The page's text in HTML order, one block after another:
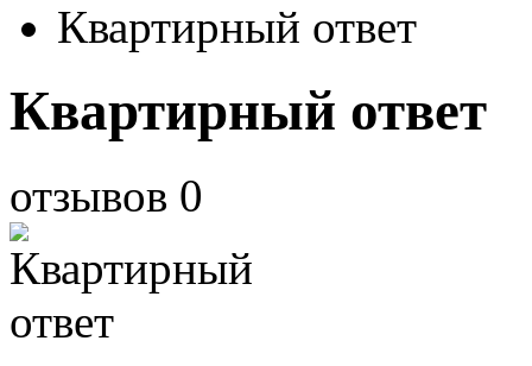
Квартирный ответ
Квартирный ответ
отзывов 0